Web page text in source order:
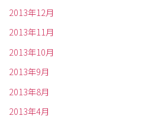
2013年12月
2013年11月
2013年10月
2013年9月
2013年8月
2013年4月